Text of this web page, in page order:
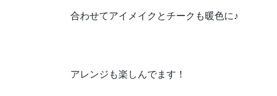
合わせてアイメイクとチークも暖色に♪
アレンジも楽しんでます！